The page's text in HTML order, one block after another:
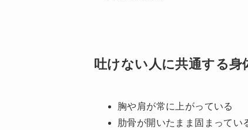
吐けない人に共通する身
胸や肩が常に上がっている
肋骨が開いたまま固まってい